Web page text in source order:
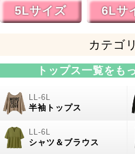
5Lサイズ
6Lサ
カテゴ
トップス一覧をも
半袖トップス
シャツ＆ブラウス